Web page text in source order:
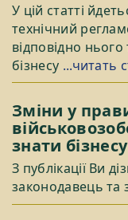
У цій статті
технічний
відповідно
бізнесу ...читать
Зміни у
знати бізнесу
З публікації Ви
законодавець